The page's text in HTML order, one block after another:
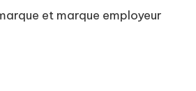
et marque employeur